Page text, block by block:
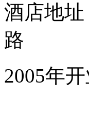
酒店地
路
2005年